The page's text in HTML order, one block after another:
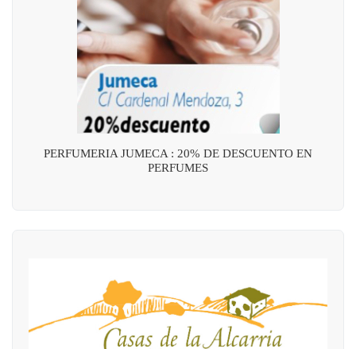
PERFUMERIA JUMECA : 20% DE DESCUENTO EN
PERFUMES